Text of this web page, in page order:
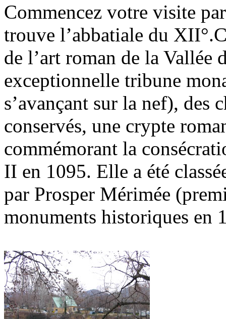
Commencez votre visite
trouve l’abbatiale du
de l’art roman de la Vallée
exceptionnelle tribune
s’avançant sur la nef), des
conservés, une crypte
commémorant la
II en 1095. Elle a été
par Prosper Mérimée
monuments historiques en